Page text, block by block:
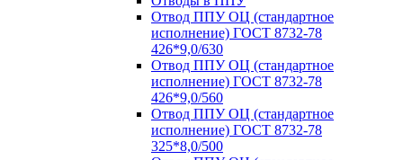
Отвод ППУ ОЦ (стандартное
исполнение) ГОСТ 8732-78
426*9,0/630
Отвод ППУ ОЦ (стандартное
исполнение) ГОСТ 8732-78
426*9,0/560
Отвод ППУ ОЦ (стандартное
исполнение) ГОСТ 8732-78
325*8,0/500